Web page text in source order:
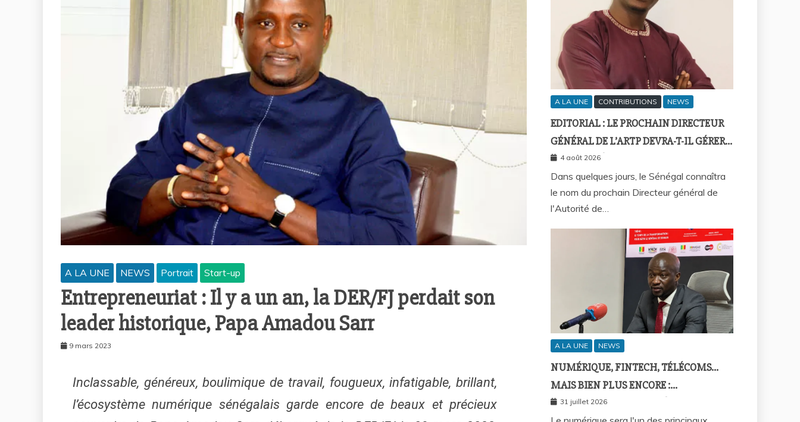
A LA UNE NEWS Portrait Start-up
Entrepreneuriat : Il y a un an, la DER/FJ perdait son
leader historique, Papa Amadou Sarr
9 mars 2023
Inclassable, généreux, boulimique de travail, fougueux, infatigable, brillant,
l’écosystème numérique sénégalais garde encore de beaux et précieux
A LA UNE CONTRIBUTIONS NEWS
EDITORIAL : LE PROCHAIN DIRECTEUR
GÉNÉRAL DE L’ARTP DEVRA-T-IL GÉRER
LE MARCHÉ D’HIER OU CELUI DE
DEMAIN ?
4 août 2026
Dans quelques jours, le Sénégal connaîtra
le nom du prochain Directeur général de
l'Autorité de…
A LA UNE NEWS
NUMÉRIQUE, FINTECH, TÉLÉCOMS…
MAIS BIEN PLUS ENCORE :
SEPTAFRIQUE GROUPE RÉUNIRA LE
31 juillet 2026